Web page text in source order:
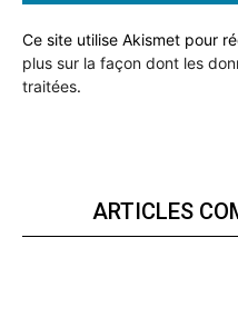
Ce site utilise Akismet pour
plus sur la façon dont les
traitées.
ARTICLES